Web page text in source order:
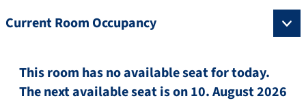
Current Room Occupancy
This room has no available seat for today.
The next available seat is on 10. August 2026